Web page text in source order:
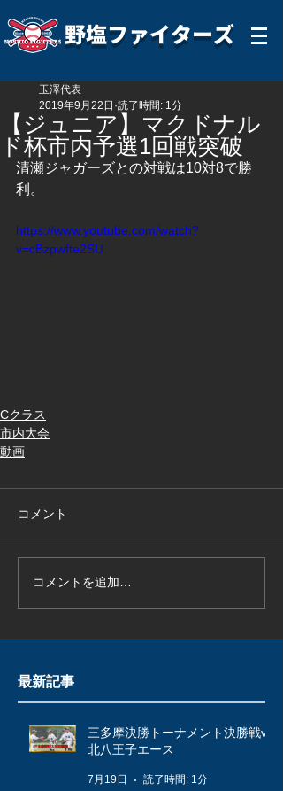
野塩ファイターズ
【ジュニア】マクドナル
ド杯市内予選1回戦突破
玉澤代表
2019年9月22日 読了時間: 1分
清瀬ジャガーズとの対戦は10対8で勝
利。
https://www.youtube.com/watch?
v=cBzpwfte2SU
Cクラス
市内大会
動画
コメント
コメントを追加…
最新記事
三多摩決勝トーナメント決勝戦vs
北八王子エース
7月19日 読了時間: 1分